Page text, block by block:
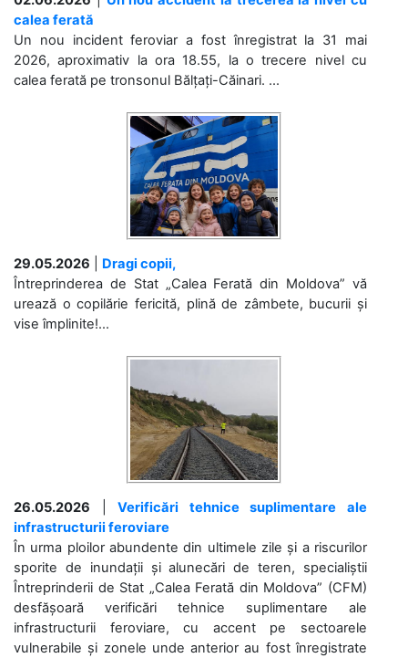
calea ferată
Un nou incident feroviar a fost înregistrat la 31 mai
2026, aproximativ la ora 18.55, la o trecere nivel cu
calea ferată pe tronsonul Bălțați-Căinari. ...
29.05.2026
Dragi copii,
Întreprinderea de Stat „Calea Ferată din Moldova” vă
urează o copilărie fericită, plină de zâmbete, bucurii și
vise împlinite!...
26.05.2026 |Verificări tehnice suplimentare ale
infrastructurii feroviare
În urma ploilor abundente din ultimele zile și a riscurilor
sporite de inundații și alunecări de teren, specialiștii
Întreprinderii de Stat „Calea Ferată din Moldova” (CFM)
desfășoară verificări tehnice suplimentare ale
infrastructurii feroviare, cu accent pe sectoarele
vulnerabile și zonele unde anterior au fost înregistrate